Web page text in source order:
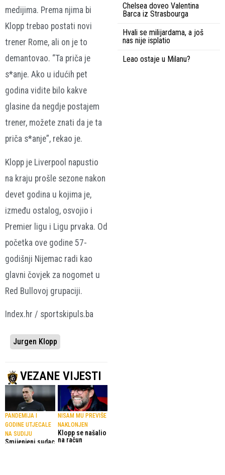
medijima. Prema njima bi
Klopp trebao postati novi
trener Rome, ali on je to
demantovao. “Ta priča je
s*anje. Ako u idućih pet
godina vidite bilo kakve
glasine da negdje postajem
trener, možete znati da je ta
priča s*anje”, rekao je.
Klopp je Liverpool napustio
na kraju prošle sezone nakon
devet godina u kojima je,
između ostalog, osvojio i
Premier ligu i Ligu prvaka. Od
početka ove godine 57-
godišnji Nijemac radi kao
glavni čovjek za nogomet u
Red Bullovoj grupaciji.
Index.hr / sportskipuls.ba
Jurgen Klopp
VEZANE VIJESTI
PANDEMIJA I
GODINE UTJECALE
NA SUDIJU
Smijenjeni sudac
NISAM MU PREVIŠE
NAKLONJEN
Klopp se našalio
na račun
Chelsea doveo Valentina
Barca iz Strasbourga
Hvali se milijardama, a još
nas nije isplatio
Leao ostaje u Milanu?